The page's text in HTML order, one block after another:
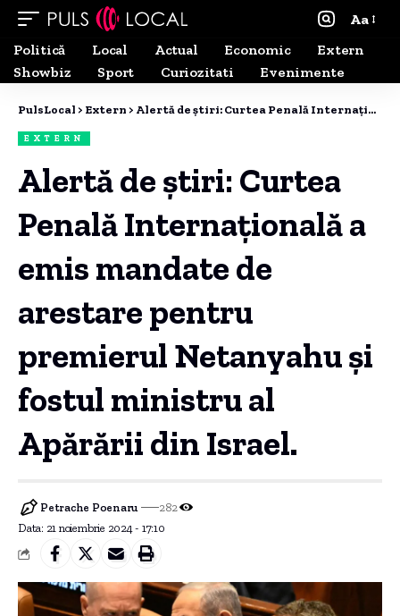
Aa
Politică
Local Actual Economic
Extern
Showbiz
Sport Curiozitati Evenimente
PulsLocal > Extern > Alertă de știri: Curtea Penală Internațională a emis mandate de arestare pentru premierul Netanyahu și fostul ministru al Apărării din Israel.
EXTERN
Alertă de știri: Curtea
Penală Internațională a
emis mandate de
arestare pentru
premierul Netanyahu și
fostul ministru al
Apărării din Israel.
Data: 21 noiembrie 2024 - 17:10
Petrache Poenaru 282